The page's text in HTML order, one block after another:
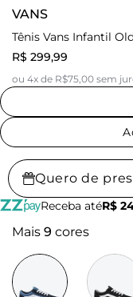
VANS
Tênis Vans Infantil
R$ 299,99
ou 4x de R$75,00 sem
Quero de
Receba atéR$
Mais 9 cores